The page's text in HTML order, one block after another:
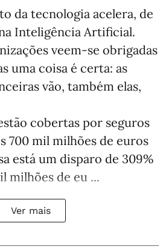
da tecnologia acelera, de
Inteligência Artificial.
veem-se obrigadas
uma coisa é certa: as
vão, também elas,
cobertas por seguros
700 mil milhões de euros
está um disparo de 309%
milhões de eu ...
Ver mais